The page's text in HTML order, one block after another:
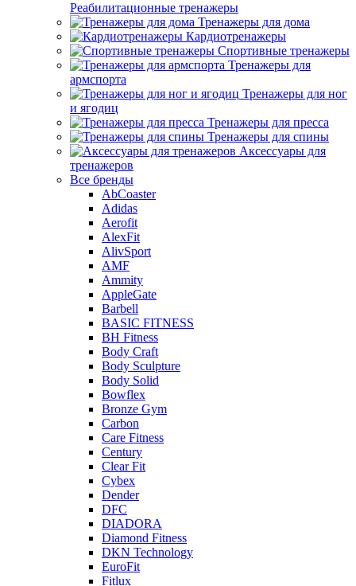
Реабилитационные тренажеры
Тренажеры для дома
Кардиотренажеры
Спортивные тренажеры
Тренажеры для
армспорта
Тренажеры для ног
и ягодиц
Тренажеры для пресса
Тренажеры для спины
Аксессуары для
тренажеров
Все бренды
AbCoaster
Adidas
Aerofit
AlexFit
AlivSport
AMF
Ammity
AppleGate
Barbell
BASIC FITNESS
BH Fitness
Body Craft
Body Sculpture
Body Solid
Bowflex
Bronze Gym
Carbon
Care Fitness
Century
Clear Fit
Cybex
Dender
DFC
DIADORA
Diamond Fitness
DKN Technology
EuroFit
Fitlux